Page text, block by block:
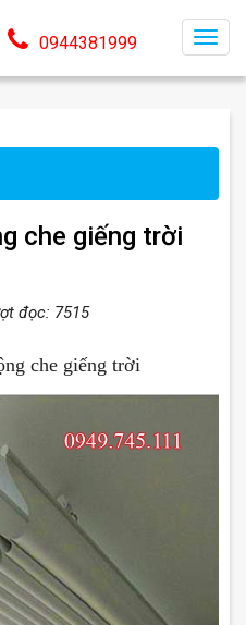
T
l
n
i
0944381999
che giếng trời
đọc: 7515
che giếng trời